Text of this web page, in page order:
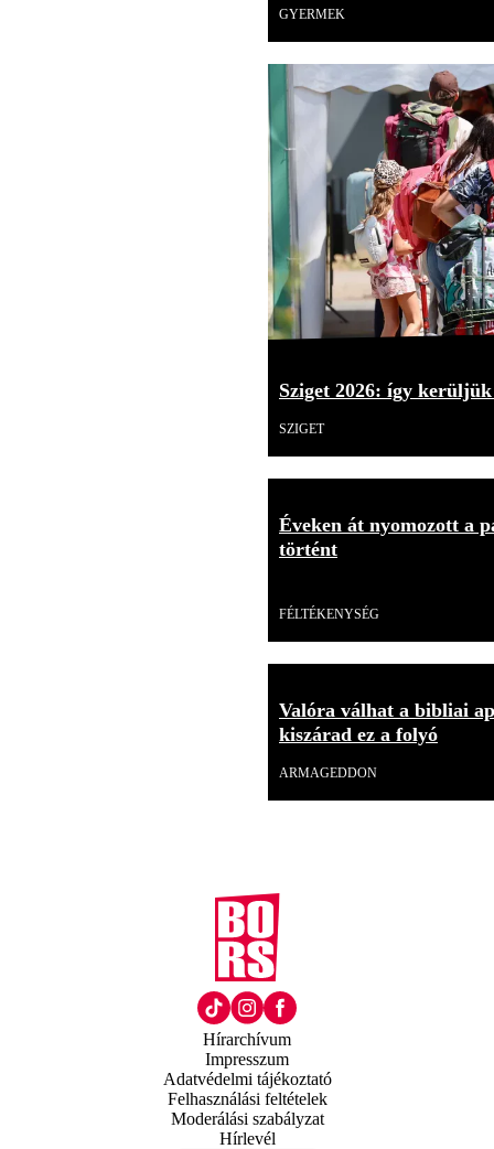
GYERMEK
Sziget 2026: így
SZIGET
Éveken át nyomozott a
történt
FÉLTÉKENYSÉG
Valóra válhat a bibliai
kiszárad ez a folyó
ARMAGEDDON
Hírarchívum
Impresszum
Adatvédelmi tájékoztató
Felhasználási feltételek
Moderálási szabályzat
Hírlevél